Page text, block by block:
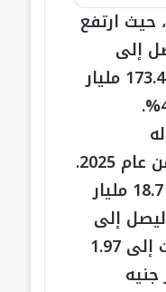
إجمالي الأصول إلى 225.8مليار جنيه (+5.2٪ مقارنة ديسمبر 2024)، حيث ارتفع
(+ 12.4٪مقابل ديسمبر 2024) ليصل إلى
76.7مليار جنيه. ويأتي ذلك النمو مدعوما بالارتفاع في إجمالي ودائع العملاء إلى 173.4 مليار
ارتفع إجمالي صافي الدخل من العائد والرسوم والعمولات بشكل كبير ليصل إلى 18.7 مليار
ليصل إلى
16.7 مليار جنيه (+20% مقارنة سبتمبر 2024) وصافي الدخل من الاتعاب والعمولات إلى 1.97
بلغت المصروفات الإدارية 3.9مليار جنيه